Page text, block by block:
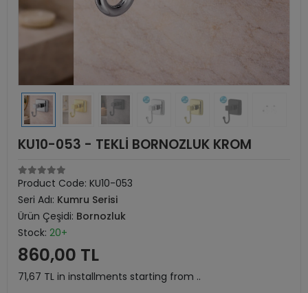
KU10-053 - TEKLİ BORNOZLUK KROM
Product Code: KU10-053
Seri Adı: Kumru Serisi
Ürün Çeşidi: Bornozluk
Stock: 20+
860,00 TL
71,67 TL in installments starting from ..